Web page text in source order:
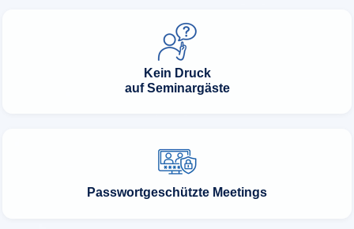
Kein Druck
auf Seminargäste
Passwortgeschützte Meetings